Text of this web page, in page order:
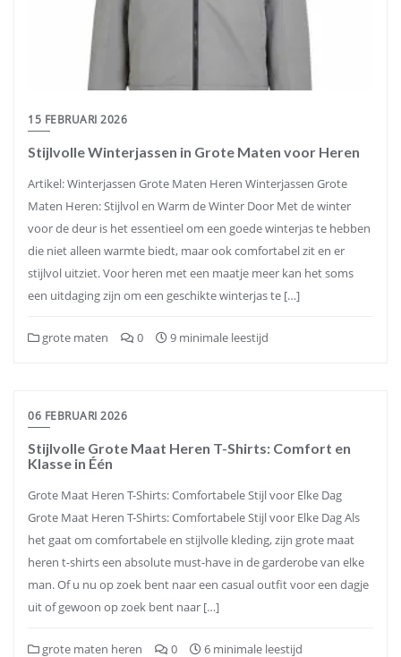
15 FEBRUARI 2026
Stijlvolle Winterjassen in Grote Maten voor Heren
Artikel: Winterjassen Grote Maten Heren Winterjassen Grote
Maten Heren: Stijlvol en Warm de Winter Door Met de winter
voor de deur is het essentieel om een goede winterjas te hebben
die niet alleen warmte biedt, maar ook comfortabel zit en er
stijlvol uitziet. Voor heren met een maatje meer kan het soms
een uitdaging zijn om een geschikte winterjas te […]
grote maten 0 9 minimale leestijd
06 FEBRUARI 2026
Stijlvolle Grote Maat Heren T-Shirts: Comfort en
Klasse in Één
Grote Maat Heren T-Shirts: Comfortabele Stijl voor Elke Dag
Grote Maat Heren T-Shirts: Comfortabele Stijl voor Elke Dag Als
het gaat om comfortabele en stijlvolle kleding, zijn grote maat
heren t-shirts een absolute must-have in de garderobe van elke
man. Of u nu op zoek bent naar een casual outfit voor een dagje
uit of gewoon op zoek bent naar […]
grote maten heren 0 6 minimale leestijd